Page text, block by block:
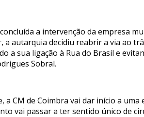
a intervenção da empresa
a autarquia decidiu reabrir a via ao
a sua ligação à Rua do Brasil e
Sobral.
a CM de Coimbra vai dar início a
vai passar a ter sentido único de